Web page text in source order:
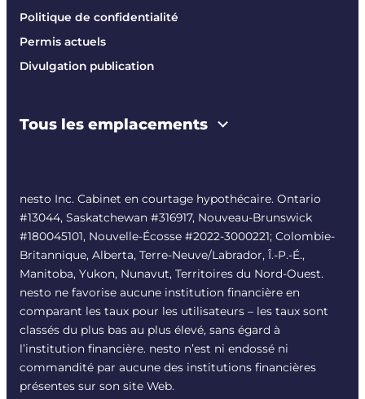
Politique de confidentialité
Permis actuels
Divulgation publication
Tous les emplacements
nesto Inc. Cabinet en courtage hypothécaire. Ontario
#13044, Saskatchewan #316917, Nouveau-Brunswick
#180045101, Nouvelle-Écosse #2022-3000221; Colombie-
Britannique, Alberta, Terre-Neuve/Labrador, Î.-P.-É.,
Manitoba, Yukon, Nunavut, Territoires du Nord-Ouest.
nesto ne favorise aucune institution financière en
comparant les taux pour les utilisateurs – les taux sont
classés du plus bas au plus élevé, sans égard à
l’institution financière. nesto n’est ni endossé ni
commandité par aucune des institutions financières
présentes sur son site Web.